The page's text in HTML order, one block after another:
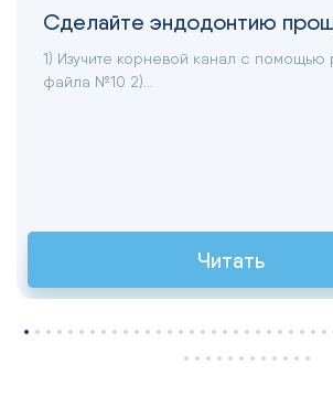
Сделайте эндодонтию
1) Изучите корневой канал с помощью
файла №10 2)...
Читать